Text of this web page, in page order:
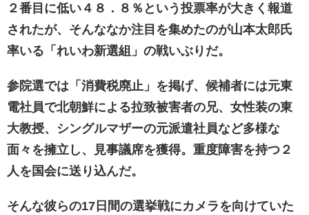
２番目に低い４８．８％という投票率が大きく報道
されたが、そんななか注目を集めたのが山本太郎氏
率いる「れいわ新選組」の戦いぶりだ。
参院選では「消費税廃止」を掲げ、候補者には元東
電社員で北朝鮮による拉致被害者の兄、女性装の東
大教授、シングルマザーの元派遣社員など多様な
面々を擁立し、見事議席を獲得。重度障害を持つ２
人を国会に送り込んだ。
そんな彼らの17日間の選挙戦にカメラを向けていた